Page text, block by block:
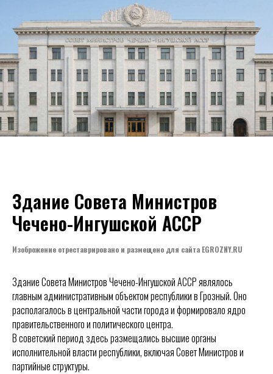
Здание Совета Министров
Чечено-Ингушской АССР
Изоброжение отреставрировано и размещено для сайта EGROZNY.RU
Здание Совета Министров Чечено-Ингушской АССР являлось
главным административным объектом республики в Грозный. Оно
располагалось в центральной части города и формировало ядро
правительственного и политического центра.
В советский период здесь размещались высшие органы
исполнительной власти республики, включая Совет Министров и
партийные структуры.